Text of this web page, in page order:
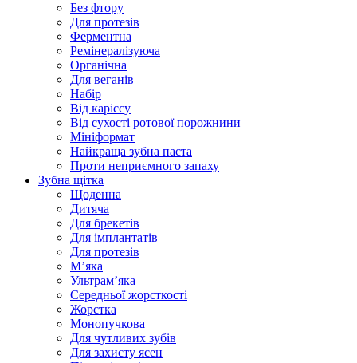
Без фтору
Для протезів
Ферментна
Ремінералізуюча
Органічна
Для веганів
Набір
Від карієсу
Від сухості ротової порожнини
Мініформат
Найкраща зубна паста
Проти неприємного запаху
Зубна щітка
Щоденна
Дитяча
Для брекетів
Для імплантатів
Для протезів
Мʼяка
Ультрамʼяка
Середньої жорсткості
Жорстка
Монопучкова
Для чутливих зубів
Для захисту ясен